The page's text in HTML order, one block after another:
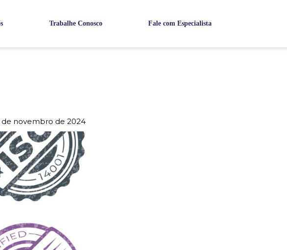
Trabalhe Conosco Fale com Especialista
de novembro de 2024